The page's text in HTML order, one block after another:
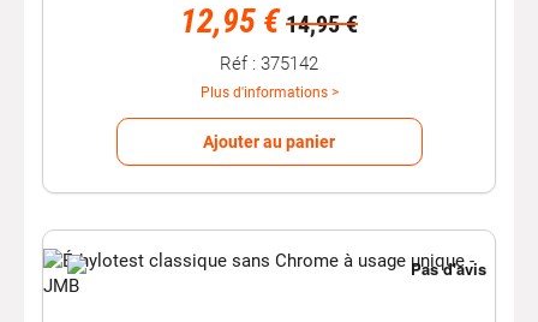
12,95 € 14,95 €
Réf : 375142
Plus d'informations >
Ajouter au panier